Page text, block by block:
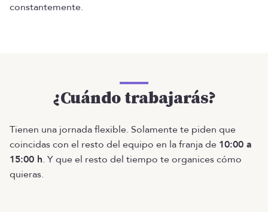
constantemente.
¿Cuándo trabajarás?
Tienen una jornada flexible. Solamente te piden que
coincidas con el resto del equipo en la franja de 10:00 a
15:00 h. Y que el resto del tiempo te organices cómo
quieras.